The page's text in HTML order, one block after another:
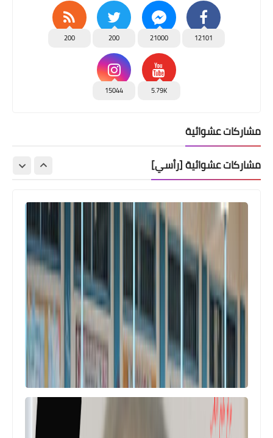
12101
21000
200
200
5.79K
15044
مشاركات عشوائية
مشاركات عشوائية [رأسي]